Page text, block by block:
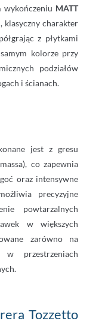
MATT
klasyczny charakter
z płytkami
kolorze przy
podziałów
i ścianach.
jest z gresu
co zapewnia
oraz intensywne
precyzyjne
powtarzalnych
w większych
zarówno na
przestrzeniach
Tozzetto